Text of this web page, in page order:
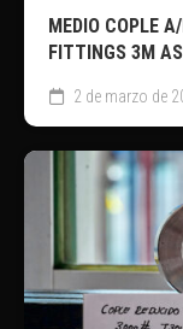
MEDIO COPLE
FITTINGS 3M
2 de marzo de